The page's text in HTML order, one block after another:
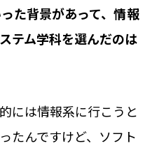
た背景があって、情報
テム学科を選んだのは
には情報系に行こうと
たんですけど、ソフト